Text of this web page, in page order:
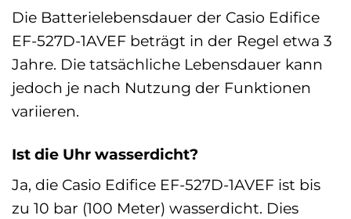
Die Batterielebensdauer der Casio Edifice
EF-527D-1AVEF beträgt in der Regel etwa 3
Jahre. Die tatsächliche Lebensdauer kann
jedoch je nach Nutzung der Funktionen
variieren.
Ist die Uhr wasserdicht?
Ja, die Casio Edifice EF-527D-1AVEF ist bis
zu 10 bar (100 Meter) wasserdicht. Dies